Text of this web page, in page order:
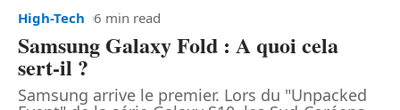
High-Tech 6 min read
Samsung Galaxy Fold : A quoi cela
sert-il ?
Samsung arrive le premier. Lors du "Unpacked